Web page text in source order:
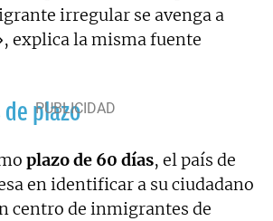
irregular se avenga a
explica la misma fuente
plazo
plazo de 60 días, el país de
en identificar a su ciudadano
centro de inmigrantes de